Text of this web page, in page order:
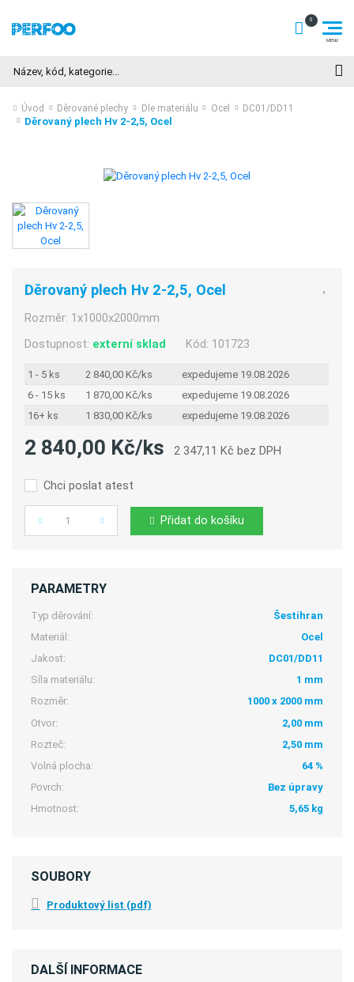
Úvod Děrované plechy Dle materiálu Ocel DC01/DD11
Děrovaný plech Hv 2-2,5, Ocel
Děrovaný plech Hv 2-2,5, Ocel
Rozměr: 1x1000x2000mm
Dostupnost: externí sklad Kód: 101723
1 - 5 ks 2 840,00 Kč/ks
expedujeme 19.08.2026
6 - 15 ks
1 870,00 Kč/ks
expedujeme 19.08.2026
16+ ks
1 830,00 Kč/ks expedujeme 19.08.2026
2 840,00 Kč/ks 2 347,11 Kč bez DPH
Chci poslat atest
Počet Přidat do košíku
PARAMETRY
Typ děrování:
Šestihran
Materiál:
Ocel
Jakost:
DC01/DD11
Síla materiálu:
1 mm
Rozměr:
1000 x 2000 mm
Otvor:
2,00 mm
Rozteč:
2,50 mm
Volná plocha:
64 %
Povrch:
Bez úpravy
Hmotnost:
5,65 kg
SOUBORY
Produktový list (pdf)
DALŠÍ INFORMACE